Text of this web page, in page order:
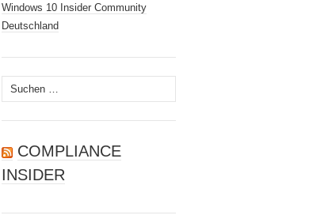
Windows 10 Insider Community
Deutschland
Suchen
nach:
COMPLIANCE
INSIDER